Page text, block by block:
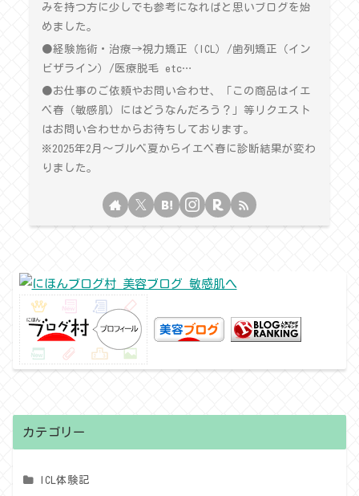
みを持つ方に少しでも参考になればと思いブログを始
めました。
●経験施術・治療→視力矯正（ICL）/歯列矯正（イン
ビザライン）/医療脱毛 etc…
●お仕事のご依頼やお問い合わせ、「この商品はイエ
ベ春（敏感肌）にはどうなんだろう？」等リクエスト
はお問い合わせからお待ちしております。
※2025年2月〜ブルベ夏からイエベ春に診断結果が変わ
りました。
カテゴリー
ICL体験記